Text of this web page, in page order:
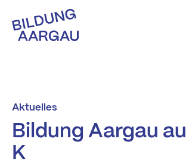
Aktuelles
Bildung Aargau
K